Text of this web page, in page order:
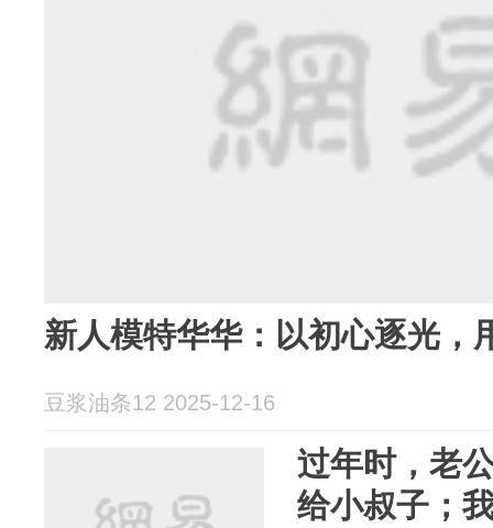
新人模特华华：以初心逐光，
豆浆油条12 2025-12-16
过年时，老
给小叔子；